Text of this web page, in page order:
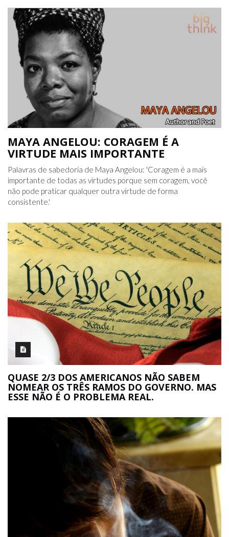
MAYA ANGELOU: CORAGEM É A
VIRTUDE MAIS IMPORTANTE
Palavras de sabedoria de Maya Angelou: 'Coragem é a mais
importante de todas as virtudes porque sem coragem, você
não pode praticar qualquer outra virtude de forma
consistente.'
QUASE 2/3 DOS AMERICANOS NÃO SABEM
NOMEAR OS TRÊS RAMOS DO GOVERNO. MAS
ESSE NÃO É O PROBLEMA REAL.